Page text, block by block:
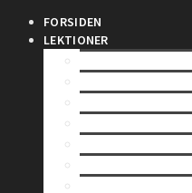
FORSIDEN
LEKTIONER